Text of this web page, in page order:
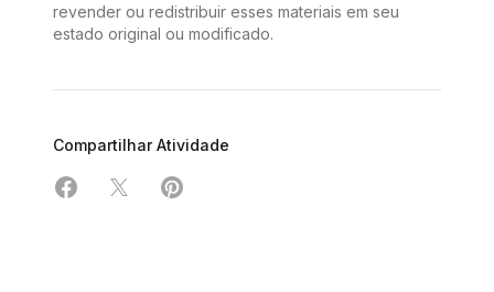
revender ou redistribuir esses materiais em seu
estado original ou modificado.
Compartilhar Atividade
Compartilhar em Facebook
Compartilhar em X
Compartilhar em Pinterest